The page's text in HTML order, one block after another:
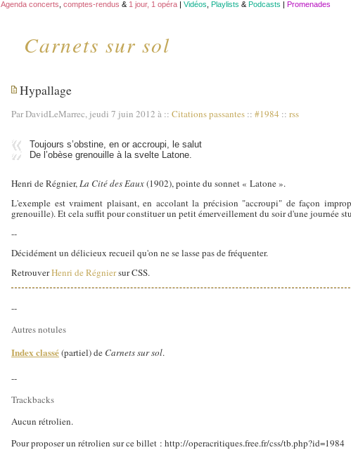
Carnets sur sol
Agenda concerts comptes-rendus & 1 jour, 1 opéra | Vidéos Playlists & Podcasts | Promenades
Hypallage
Par DavidLeMarrec, jeudi 7 juin 2012 à :: Citations passantes :: #1984 :: rss
Toujours s’obstine, en or accroupi, le salut
De l’obèse grenouille à la svelte Latone.
Henri de Régnier,La Cité des Eaux(1902), pointe du sonnet « Latone ».
L'exemple est vraiment plaisant, en accolant la précision "accroupi" de façon
grenouille). Et cela suffit pour constituer un petit émerveillement du soir d'une journée
--
Décidément un délicieux recueil qu'on ne se lasse pas de fréquenter.
RetrouverHenri de Régniersur CSS.
--
Autres notules
Index classé(partiel) de Carnets sur sol.
--
Trackbacks
Aucun rétrolien.
Pour proposer un rétrolien sur ce billet : http://operacritiques.free.fr/css/tb.php?id=1984